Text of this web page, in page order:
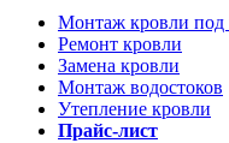
Монтаж кровли под
Ремонт кровли
Замена кровли
Монтаж водостоков
Утепление кровли
Прайс-лист